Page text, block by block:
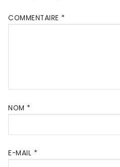
COMMENTAIRE *
NOM *
E-MAIL *